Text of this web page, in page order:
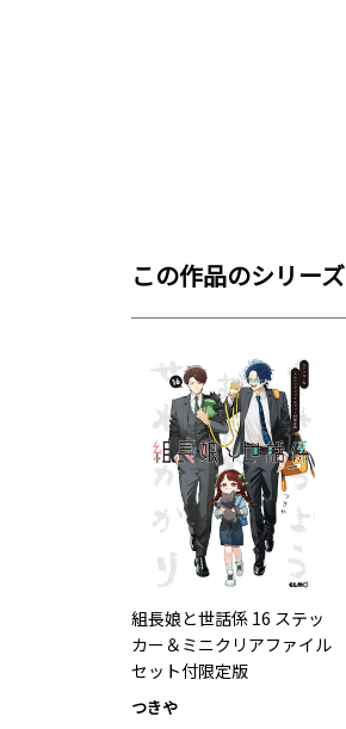
この作品のシリーズ
組長娘と世話係 16 ステッ
カー＆ミニクリアファイル
セット付限定版
つきや